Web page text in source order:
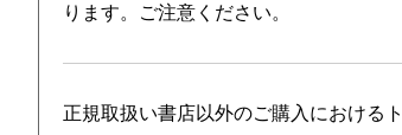
ります。ご注意ください。
正規取扱い書店以外のご購入におけるト